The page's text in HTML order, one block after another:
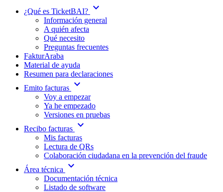
¿Qué es TicketBAI? expand_more
Información general
A quién afecta
Qué necesito
Preguntas frecuentes
FakturAraba
Material de ayuda
Resumen para declaraciones
Emito facturas expand_more
Voy a empezar
Ya he empezado
Versiones en pruebas
Recibo facturas expand_more
Mis facturas
Lectura de QRs
Colaboración ciudadana en la prevención del fraude
Área técnica
expand_more
Documentación técnica
Listado de software